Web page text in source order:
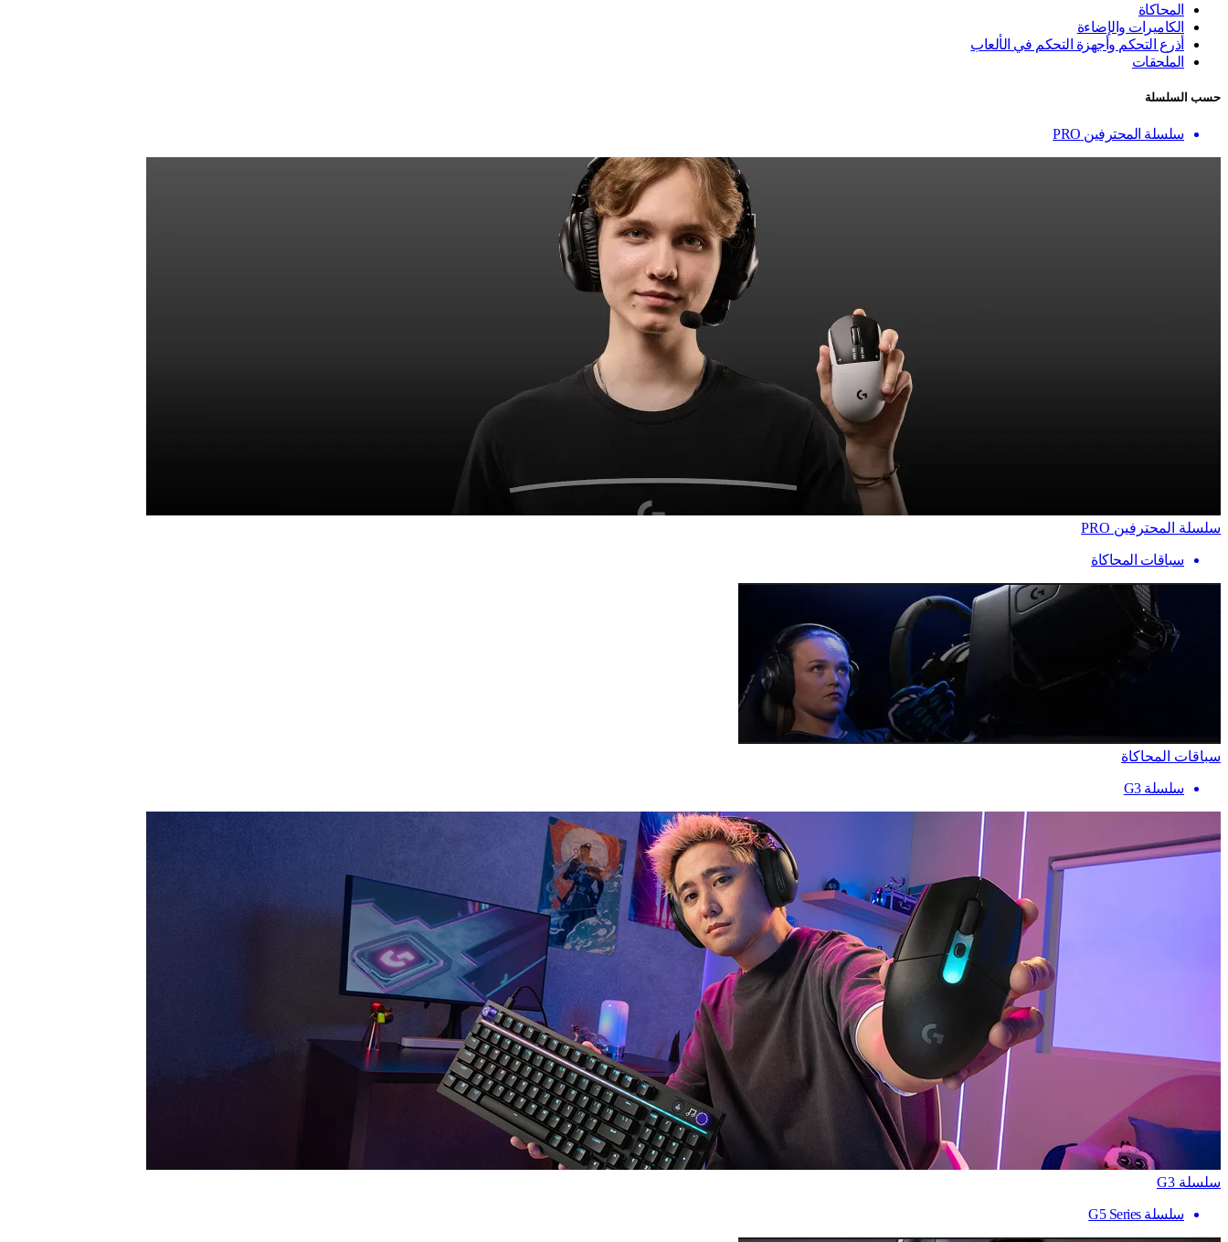
المحاكاة
الكاميرات والإضاءة
أذرع التحكم وأجهزة التحكم في الألعاب
الملحقات
حسب السلسلة
سلسلة المحترفين PRO
سلسلة المحترفين PRO
سباقات المحاكاة
سباقات المحاكاة
سلسلة G3
سلسلة G3
سلسلة G5 Series